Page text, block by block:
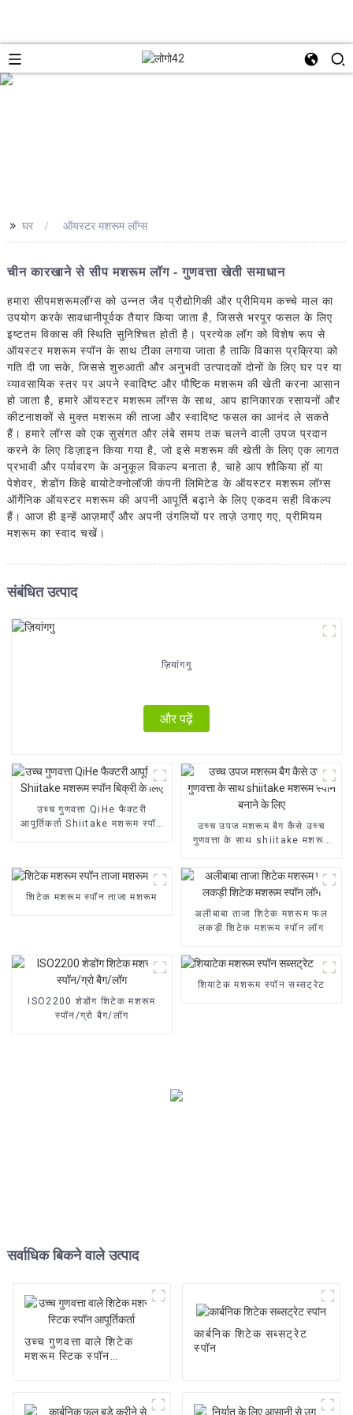
>> घर ऑयस्टर मशरूम लॉग्स
चीन कारखाने से सीप मशरूम लॉग - गुणवत्ता खेती समाधान
हमारा सीपमशरूमलॉग्स को उन्नत जैव प्रौद्योगिकी और प्रीमियम कच्चे माल का
उपयोग करके सावधानीपूर्वक तैयार किया जाता है, जिससे भरपूर फसल के लिए
इष्टतम विकास की स्थिति सुनिश्चित होती है। प्रत्येक लॉग को विशेष रूप से
ऑयस्टर मशरूम स्पॉन के साथ टीका लगाया जाता है ताकि विकास प्रक्रिया को
गति दी जा सके, जिससे शुरुआती और अनुभवी उत्पादकों दोनों के लिए घर पर या
व्यावसायिक स्तर पर अपने स्वादिष्ट और पौष्टिक मशरूम की खेती करना आसान
हो जाता है, हमारे ऑयस्टर मशरूम लॉग्स के साथ, आप हानिकारक रसायनों और
कीटनाशकों से मुक्त मशरूम की ताजा और स्वादिष्ट फसल का आनंद ले सकते
हैं। हमारे लॉग्स को एक सुसंगत और लंबे समय तक चलने वाली उपज प्रदान
करने के लिए डिज़ाइन किया गया है, जो इसे मशरूम की खेती के लिए एक लागत
प्रभावी और पर्यावरण के अनुकूल विकल्प बनाता है, चाहे आप शौकिया हों या
पेशेवर, शेडोंग किहे बायोटेक्नोलॉजी कंपनी लिमिटेड के ऑयस्टर मशरूम लॉग्स
ऑर्गेनिक ऑयस्टर मशरूम की अपनी आपूर्ति बढ़ाने के लिए एकदम सही विकल्प
हैं। आज ही इन्हें आज़माएँ और अपनी उंगलियों पर ताज़े उगाए गए, प्रीमियम
मशरूम का स्वाद चखें।
संबंधित उत्पाद
ज़ियांगगु
और पढ़ें
उच्च गुणवत्ता QiHe फैक्टरी
आपूर्तिकर्ता Shiitake मशरूम स्पॉन
उच्च उपज मशरूम बैग कैसे उच्च
गुणवत्ता के साथ shiitake मशरूम
शिटेक मशरूम स्पॉन ताजा मशरूम
अलीबाबा ताजा शिटेक मशरूम फल
लकड़ी शिटेक मशरूम स्पॉन लॉग
ISO2200 शेडोंग शिटेक मशरूम
स्पॉन/ग्रो बैग/लॉग
शियाटेक मशरूम स्पॉन सब्सट्रेट
सर्वाधिक बिकने वाले उत्पाद
उच्च गुणवत्ता वाले शिटेक
मशरूम स्टिक स्पॉन
कार्बनिक शिटेक सब्सट्रेट
स्पॉन